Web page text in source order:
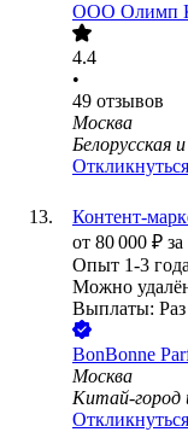
ООО Олимп
4.4
•
49 отзывов
Москва
Белорусская
Откликнуться
Контент-
от 80 000 ₽
Опыт 1-3 года
Можно
Выплаты: Раз
BonBonne
Москва
Китай-город
Откликнуться